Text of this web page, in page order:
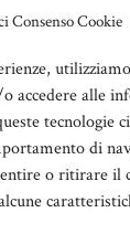
Consenso Cookie
accedere alle
tecnologie
di
o ritirare il
e
della
chiede al